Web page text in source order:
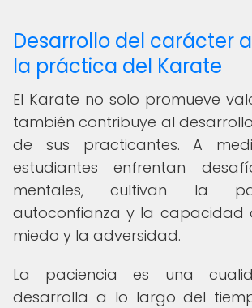
Desarrollo del carácter
la práctica del Karate
El Karate no solo promueve
también contribuye al
de sus practicantes. A
estudiantes enfrentan
mentales, cultivan la
autoconfianza y la capacidad
miedo y la adversidad.
La paciencia es una
desarrolla a lo largo del